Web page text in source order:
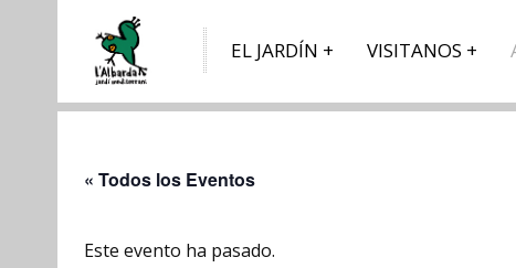
EL JARDÍN VISITANOS
« Todos los Eventos
Este evento ha pasado.